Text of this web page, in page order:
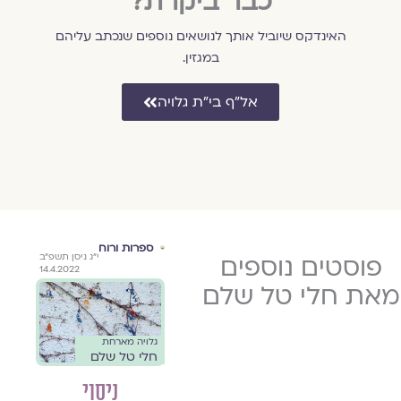
האינדקס שיוביל אותך לנושאים נוספים שנכתב עליהם
במגזין.
אל״ף בי״ת גלויה
פוסטים נוספים
חלי טל שלם
תש"ף
ספרות ורוח
י״ג ניסן תשפ״ב
14.4.2022
גלויה מארחת
חלי טל שלם
ניסוי